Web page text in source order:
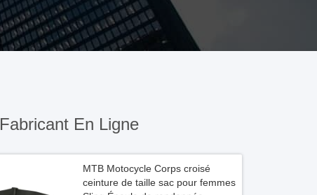
Fabricant En Ligne
MTB Motocycle Corps croisé
ceinture de taille sac pour femmes